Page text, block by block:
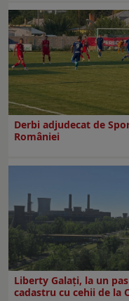
Derbi adjudecat de
României
Liberty Galați, la un
cadastru cu cehii de la